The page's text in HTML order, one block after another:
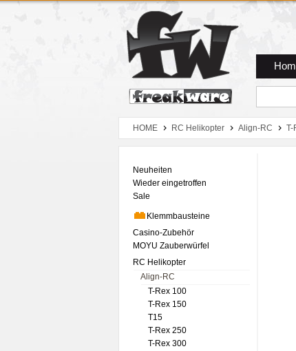
Zum Hauptmenue
Zum Seiteninhalt
Zum Warenkob
HOME RC Helikopter Align-RC T-
Neuheiten
Wieder eingetroffen
Sale
Klemmbausteine
Casino-Zubehör
MOYU Zauberwürfel
RC Helikopter
Align-RC
T-Rex 100
T-Rex 150
T15
T-Rex 250
T-Rex 300